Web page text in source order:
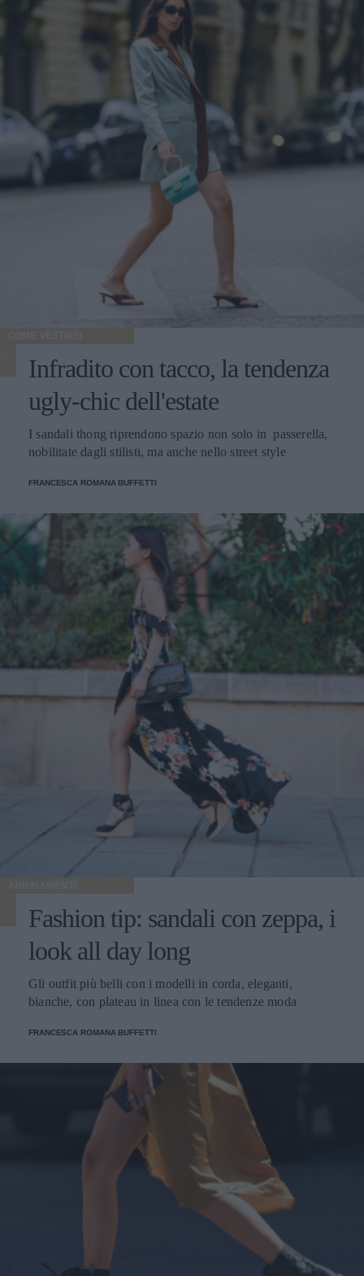
COME VESTIRSI
Infradito con tacco, la tendenza
ugly-chic dell'estate
I sandali thong riprendono spazio non solo in passerella,
nobilitate dagli stilisti, ma anche nello street style
FRANCESCA ROMANA BUFFETTI
ABBINAMENTI
Fashion tip: sandali con zeppa, i
look all day long
Gli outfit più belli con i modelli in corda, eleganti,
bianche, con plateau in linea con le tendenze moda
FRANCESCA ROMANA BUFFETTI